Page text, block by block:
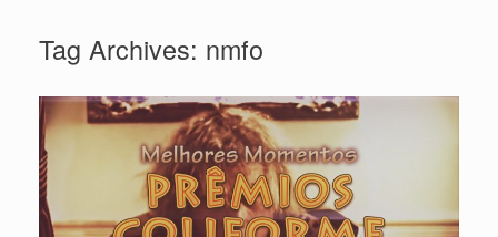
Tag Archives: nmfo